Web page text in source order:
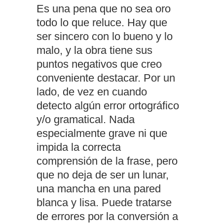
Es una pena que no sea oro
todo lo que reluce. Hay que
ser sincero con lo bueno y lo
malo, y la obra tiene sus
puntos negativos que creo
conveniente destacar. Por un
lado, de vez en cuando
detecto algún error ortográfico
y/o gramatical. Nada
especialmente grave ni que
impida la correcta
comprensión de la frase, pero
que no deja de ser un lunar,
una mancha en una pared
blanca y lisa. Puede tratarse
de errores por la conversión a